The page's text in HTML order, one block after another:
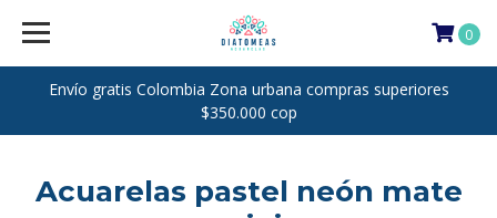
Envío gratis Colombia Zona urbana compras superiores
$350.000 cop
0
Acuarelas pastel neón mate